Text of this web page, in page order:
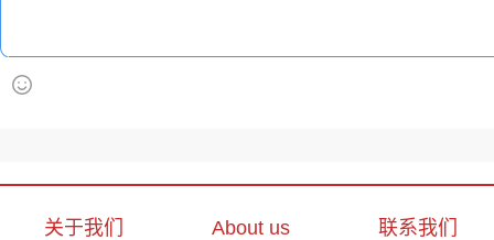
关于我们 About us 联系我们